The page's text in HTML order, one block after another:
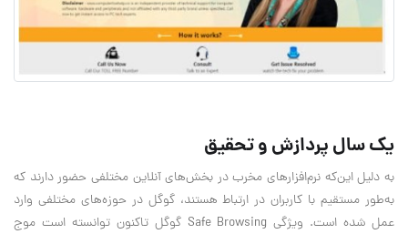
یک سال پردازش و تحقیق
به دلیل این‌که نرم‌افزارهای مخرب در بخش‌های آنلاین مختلفی حضور دارند که
به‌طور مستقیم با کاربران در ارتباط هستند، گوگل در حوزه‌های مختلفی وارد
عمل شده است. ویژگی Safe Browsing گوگل تاکنون توانسته است موج